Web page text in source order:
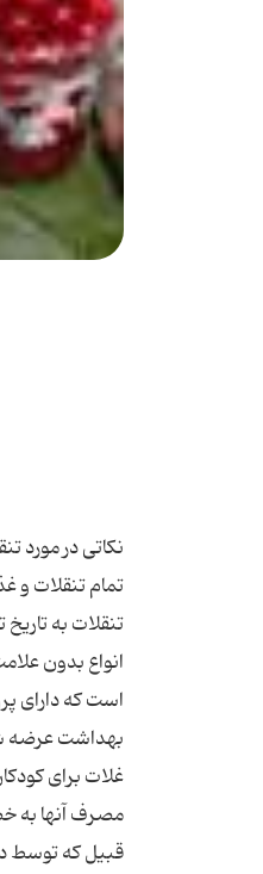
نکاتی در مورد
تمام تنقلات و
تنقلات به
انواع بدون
است که دارای
بهداشت عرضه
غلات برای
مصرف آنها به
قبیل که توسط